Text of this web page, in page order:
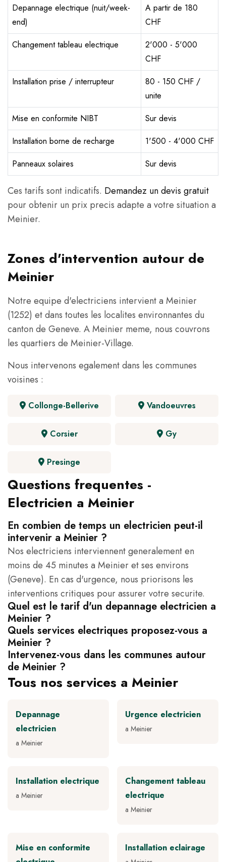
Depannage electrique (nuit/week-
end)
A partir de 180
CHF
Changement tableau electrique
2'000 - 5'000
CHF
Installation prise / interrupteur
80 - 150 CHF /
unite
Mise en conformite NIBT
Sur devis
Installation borne de recharge
1'500 - 4'000 CHF
Panneaux solaires
Sur devis
Ces tarifs sont indicatifs. Demandez un devis gratuit
pour obtenir un prix precis adapte a votre situation a
Meinier.
Zones d'intervention autour de
Meinier
Notre equipe d'electriciens intervient a Meinier
(1252) et dans toutes les localites environnantes du
canton de Geneve. A Meinier meme, nous couvrons
les quartiers de Meinier-Village.
Nous intervenons egalement dans les communes
voisines :
Collonge-Bellerive Vandoeuvres
Corsier Gy
Presinge
Questions frequentes -
Electricien a Meinier
En combien de temps un electricien peut-il
intervenir a Meinier ?
Nos electriciens interviennent generalement en
moins de 45 minutes a Meinier et ses environs
(Geneve). En cas d'urgence, nous priorisons les
interventions critiques pour assurer votre securite.
Quel est le tarif d'un depannage electricien a
Meinier ?
Quels services electriques proposez-vous a
Meinier ?
Intervenez-vous dans les communes autour
de Meinier ?
Tous nos services a Meinier
Depannage
electricien
a Meinier
Urgence electricien
a Meinier
Installation electrique
a Meinier
Changement tableau
electrique
a Meinier
Mise en conformite
Installation eclairage